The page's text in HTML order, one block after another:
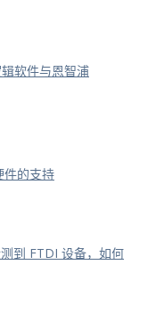
软件与恩智浦
件的支持
到 FTDI 设备，如何